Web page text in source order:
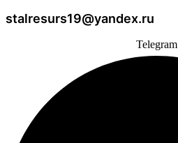
stalresurs19@yandex.ru
Telegram